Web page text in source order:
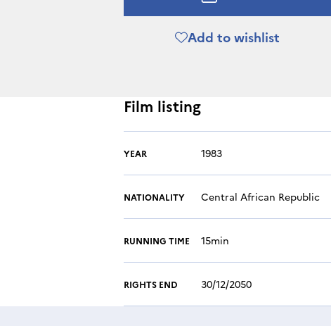
Add to wishlist
Film listing
YEAR 1983
NATIONALITY Central African Republic
RUNNING TIME 15min
RIGHTS END 30/12/2050